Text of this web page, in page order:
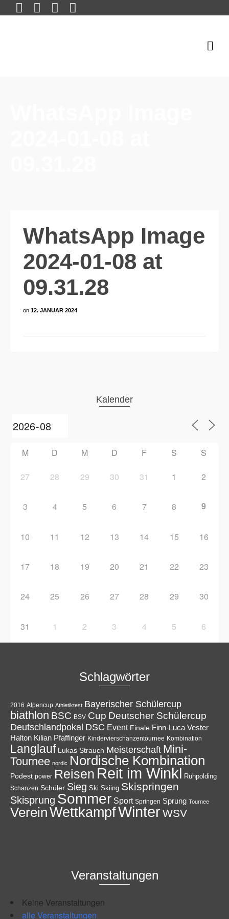
WhatsApp Image
2024-01-08 at
09.31.28
on 12. JANUAR 2024
Kalender
M D M D F S S
27 28 29 30 31 1 2
3 4 5 6 7 8 9
10 11 12 13 14 15 16
17 18 19 20 21 22 23
24 25 26 27 28 29 30
31 1 2 3 4 5 6
Schlagwörter
2016 Alpencup Athletiktest Bayerischer Schülercup
biathlon BSC BSV Cup Deutscher Schülercup
Deutschlandpokal DSC Event Finale Finn-Luca Vester
Halton Kilian Pfaffinger Kindervierschanzentournee Kombination
Langlauf Lukas Strauch Meisterschaft Mini-
Tournee nordic Nordische Kombination
Podest power Reisen Reit im Winkl Ruhpolding
Schanzen Schüler Sieg Ski Skiing Skispringen
Skisprung Sommer Sport Springen Sprung Tournee
VereinWettkampfWinterWSV
Veranstaltungen
Keine Veranstaltungen
alle Veranstaltungen